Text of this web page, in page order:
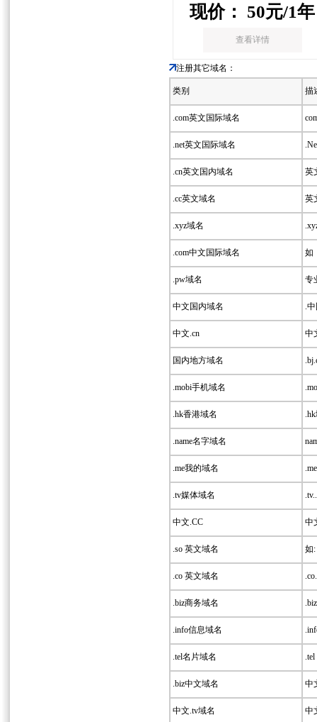
现价： 50元/1年
查看详情
注册其它域名：
类别 描
.com英文国际域名
.net英文国际域名
.cn英文国内域名 英
.cc英文域名 英
.xyz域名
.com中文国际域名 如
.pw域名 专
中文国内域名 .
中文.cn 中
国内地方域名
.mobi手机域名
.hk香港域名
.name名字域名
.me我的域名
.tv媒体域名
中文.CC 中
.so 英文域名 如:
.co 英文域名
.biz商务域名
.info信息域名
.tel名片域名 .tel
.biz中文域名 中
中文.tv域名 中